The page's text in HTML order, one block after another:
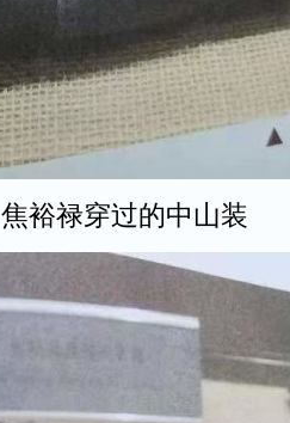
焦裕禄穿过的中山装